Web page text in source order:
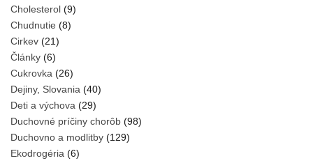
Cholesterol (9)
Chudnutie (8)
Cirkev (21)
Články (6)
Cukrovka (26)
Dejiny, Slovania (40)
Deti a výchova (29)
Duchovné príčiny chorôb (98)
Duchovno a modlitby (129)
Ekodrogéria (6)